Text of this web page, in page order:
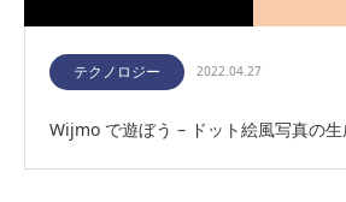
テクノロジー 2022.04.27
Wijmo で遊ぼう – ドット絵風写真の